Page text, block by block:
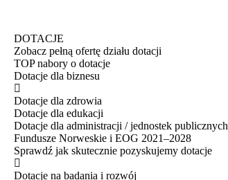
DOTACJE
Zobacz pełną ofertę działu dotacji
TOP nabory o dotacje
Dotacje dla biznesu
Dotacje dla zdrowia
Dotacje dla edukacji
Dotacje dla administracji / jednostek publicznych
Fundusze Norweskie i EOG 2021–2028
Sprawdź jak skutecznie pozyskujemy dotacje
Dotacje na badania i rozwój